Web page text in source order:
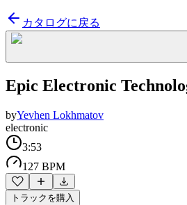
カタログに戻る
Epic Electronic
byYevhen Lokhmatov
electronic
3:53
127 BPM
トラックを購入